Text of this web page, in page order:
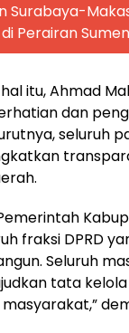
Surabaya-
Perairan
itu, Ahmad
dan
seluruh
fraksi DPRD
Seluruh
tata